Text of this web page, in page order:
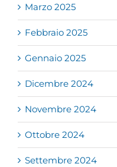
Marzo 2025
Febbraio 2025
Gennaio 2025
Dicembre 2024
Novembre 2024
Ottobre 2024
Settembre 2024